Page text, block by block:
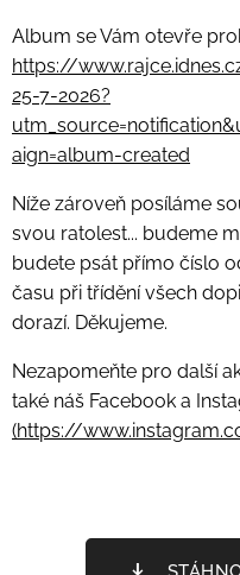
Album se Vám otevře
https://
25-7-2026?
aign=album-created
Níže zároveň posíláme
svou ratolest... budeme
budete psát přímo číslo
času při třídění všech
dorazí. Děkujeme.
Nezapomeňte pro další
také náš Facebook a
(https://